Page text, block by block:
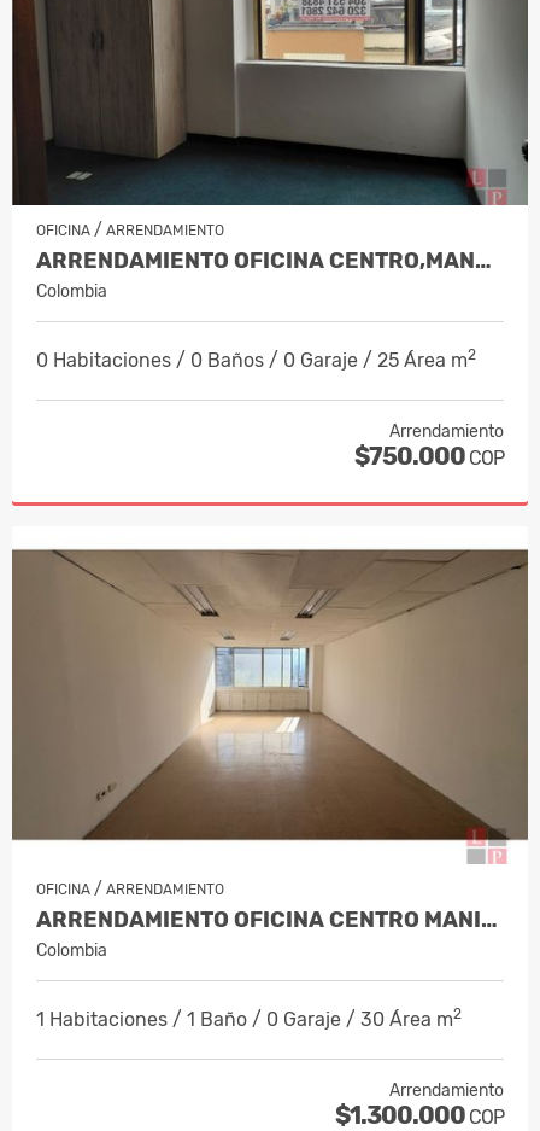
OFICINA / ARRENDAMIENTO
ARRENDAMIENTO OFICINA CENTRO,MANZIALES, CÓDIGO 9843783
Colombia
0 Habitaciones / 0 Baños / 0 Garaje / 25 Área m2
Arrendamiento
$750.000 COP
OFICINA / ARRENDAMIENTO
ARRENDAMIENTO OFICINA CENTRO MANIZALES, COD 9821047
Colombia
1 Habitaciones / 1 Baño / 0 Garaje / 30 Área m2
Arrendamiento
$1.300.000 COP